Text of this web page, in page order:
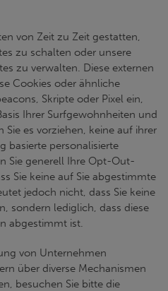
von Zeit zu Zeit gestatten,
zu schalten oder unsere
zu verwalten. Diese externen
Cookies oder ähnliche
Skripte oder Pixel ein,
Ihrer Surfgewohnheiten und
Sie es vorziehen, keine auf ihrer
basierte personalisierte
Sie generell Ihre Opt-Out-
Sie keine auf Sie abgestimmte
jedoch nicht, dass Sie keine
sondern lediglich, dass diese
abgestimmt ist.
von Unternehmen
über diverse Mechanismen
besuchen Sie bitte die